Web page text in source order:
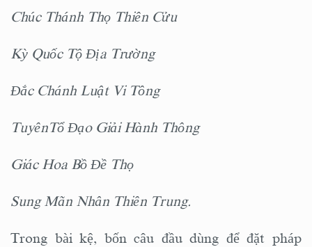
Chúc Thánh Thọ Thiên Cửu
Kỳ Quốc Tộ Địa Trường
Đắc Chánh Luật Vi Tông
TuyênTổ Đạo Giải Hành Thông
Giác Hoa Bồ Đề Thọ
Sung Mãn Nhân Thiên Trung.
Trong bài kệ, bốn câu đầu dùng để đặt pháp